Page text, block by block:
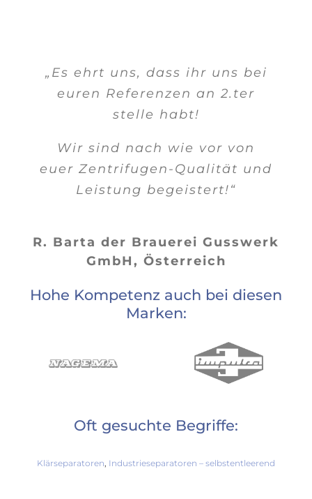
„Es ehrt uns, dass ihr uns bei
euren Referenzen an 2.ter
stelle habt!
Wir sind nach wie vor von
euer Zentrifugen-Qualität und
Leistung begeistert!“
R. Barta der Brauerei Gusswerk
GmbH, Österreich
Hohe Kompetenz auch bei diesen
Marken:
Oft gesuchte Begriffe:
Klärseparatoren, Industrieseparatoren – selbstentleerend